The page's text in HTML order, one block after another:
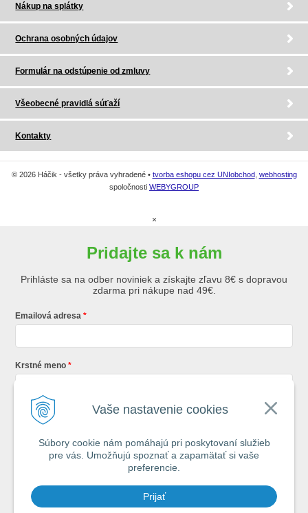
Vaše nastavenie cookies
Súbory cookie nám pomáhajú pri poskytovaní služieb
pre vás. Umožňujú spoznať a zapamätať si vaše
preferencie.
Prijať
Nákup na splátky
Ochrana osobných údajov
Formulár na odstúpenie od zmluvy
Všeobecné pravidlá súťaží
Kontakty
© 2026 Háčik - všetky práva vyhradené • tvorba eshopu cez UNIobchod, webhosting
spoločnosti WEBYGROUP
×
Pridajte sa k nám
Prihláste sa na odber noviniek a získajte zľavu 8€ s dopravou
zdarma pri nákupe nad 49€.
Emailová adresa
Krstné meno
Registráciou súhlasíte so
Každý týždeň si od nás nájdete v schránke : 1x Rybársky Poradca a 1x
akčná ponuka. 1x mesačne prehľad nových článkov z nášho blogu.
Ochrana vašich osobných údajov je pre nás na 1. mieste.Zoznámte sa s